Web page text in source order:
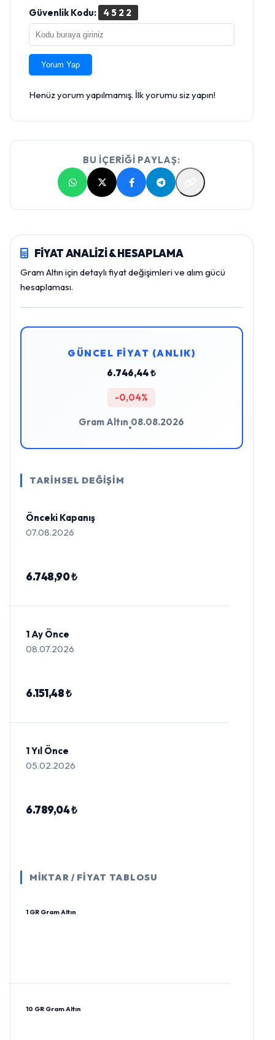
Güvenlik Kodu: 4522
Yorum Yap
Henüz yorum yapılmamış. İlk yorumu siz yapın!
BU İÇERİĞİ PAYLAŞ:
FİYAT ANALİZİ & HESAPLAMA
Gram Altın için detaylı fiyat değişimleri ve alım gücü
hesaplaması.
GÜNCEL FİYAT (ANLIK)
6.746,44 ₺
-0,04%
Gram Altın
•
08.08.2026
TARİHSEL DEĞİŞİM
Önceki Kapanış
07.08.2026
6.748,90 ₺
1 Ay Önce
08.07.2026
6.151,48 ₺
1 Yıl Önce
05.02.2026
6.789,04 ₺
MİKTAR / FİYAT TABLOSU
1 GR Gram Altın
10 GR Gram Altın